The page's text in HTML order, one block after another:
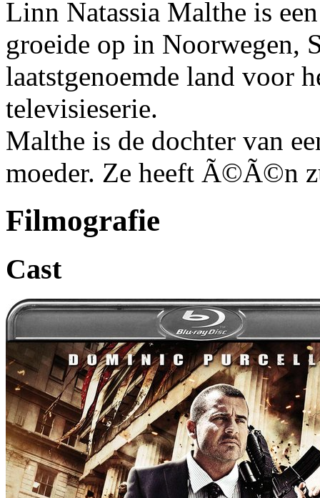
Linn Natassia Malthe is
groeide op in Noorwegen,
laatstgenoemde land voor
televisieserie.
Malthe is de dochter van
moeder. Ze heeft Ã©Ã©n
Filmografie
Cast